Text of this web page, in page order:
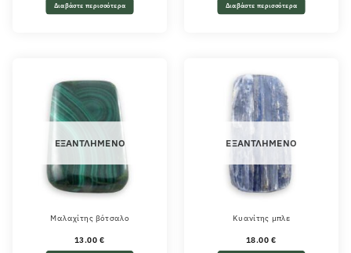
Διαβάστε περισσότερα Διαβάστε περισσότερα
ΕΞΑΝΤΛΗΜΈΝΟ
Μαλαχίτης βότσαλο
13.00 €
ΕΞΑΝΤΛΗΜΈΝΟ
Κυανίτης μπλε
18.00 €